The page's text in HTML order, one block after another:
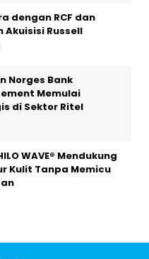
dengan RCF dan
Akuisisi Russell
Norges Bank
Memulai
di Sektor Ritel
WAVE® Mendukung
Kulit Tanpa Memicu